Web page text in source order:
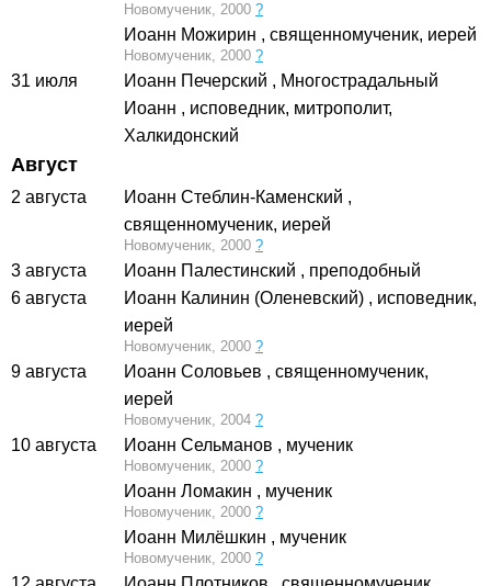
Новомученик, 2000 ?
Иоанн Можирин , священномученик, иерей
Новомученик, 2000 ?
31 июля Иоанн Печерский , Многострадальный
Иоанн , исповедник, митрополит,
Халкидонский
Август
2 августа Иоанн Стеблин-Каменский ,
священномученик, иерей
Новомученик, 2000 ?
3 августа Иоанн Палестинский , преподобный
6 августа
Иоанн Калинин (Оленевский) , исповедник,
иерей
Новомученик, 2000 ?
9 августа Иоанн Соловьев , священномученик,
иерей
Новомученик, 2004 ?
10 августа Иоанн Сельманов , мученик
Новомученик, 2000 ?
Иоанн Ломакин , мученик
Новомученик, 2000 ?
Иоанн Милёшкин , мученик
Новомученик, 2000 ?